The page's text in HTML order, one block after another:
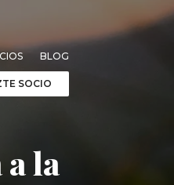
BLOG
SOCIO
a la